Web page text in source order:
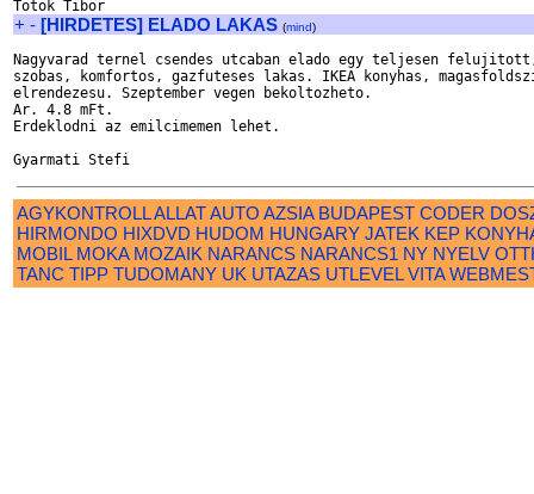
+ - [HIRDETES] ELADO LAKAS (mind)
Nagyvarad ternel csendes utcaban elado egy teljesen
szobas, komfortos, gazfuteses lakas. IKEA konyhas,
elrendezesu. Szeptember vegen bekoltozheto.
Ar. 4.8 mFt.
Erdeklodni az emilcimemen lehet.
AGYKONTROLLALLATAUTO AZSIA BUDAPEST CODER
HIRMONDO HIXDVD HUDOM HUNGARY JATEK KEP
MOBIL MOKA MOZAIK NARANCS NARANCS1 NY NYELV
TANC TIPP TUDOMANY UK UTAZAS UTLEVEL VITA